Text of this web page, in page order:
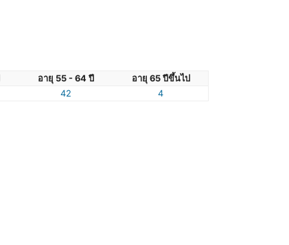
อายุ 55 - 64 ปี
อายุ 65 ปีขึ้นไป
42 4